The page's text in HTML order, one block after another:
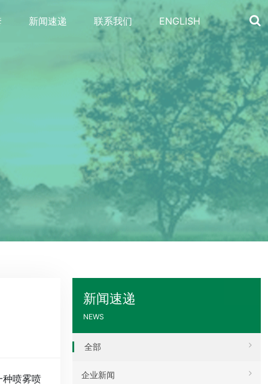
新闻速递 联系我们 ENGLISH
种喷雾喷
新闻速递
NEWS
全部
企业新闻